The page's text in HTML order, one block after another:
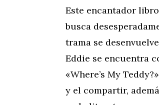
Este encantador
busca
trama se
Eddie se encuentra
«Where’s My
y el compartir,